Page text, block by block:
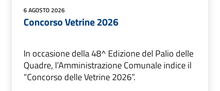
6 AGOSTO 2026
Concorso Vetrine 2026
In occasione della 48^ Edizione del Palio delle
Quadre, l’Amministrazione Comunale indice il
“Concorso delle Vetrine 2026”.